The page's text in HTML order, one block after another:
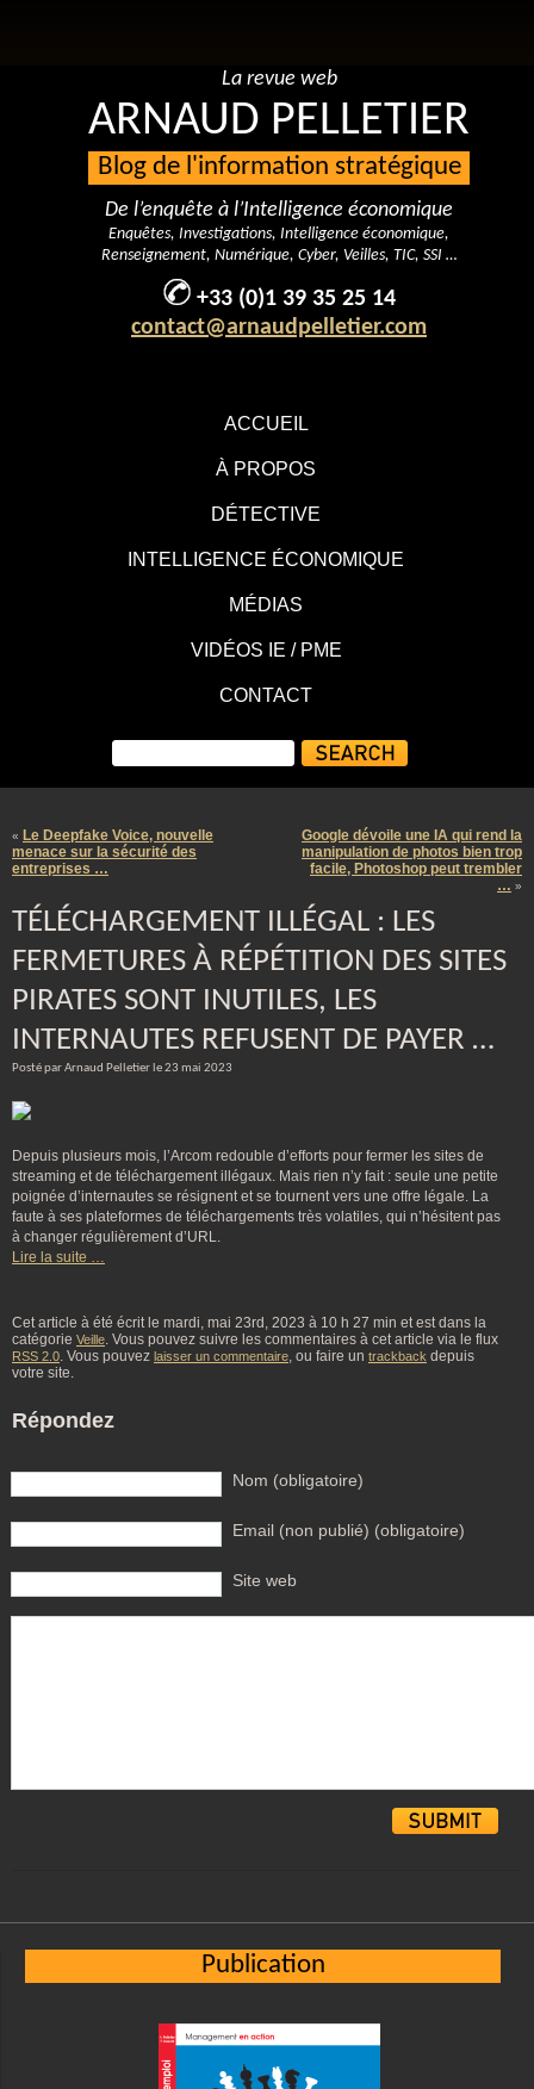
ACCUEIL
À PROPOS
DÉTECTIVE
INTELLIGENCE ÉCONOMIQUE
MÉDIAS
VIDÉOS IE / PME
CONTACT
La revue web
ARNAUD PELLETIER
Blog de l'information stratégique
De l’enquête à l’Intelligence économique
Enquêtes, Investigations, Intelligence économique,
Renseignement, Numérique, Cyber, Veilles, TIC, SSI …
+33 (0)1 39 35 25 14
contact@arnaudpelletier.com
« Le Deepfake Voice, nouvelle
menace sur la sécurité des
entreprises …
Google dévoile une IA qui rend la
manipulation de photos bien trop
facile, Photoshop peut trembler
… »
TÉLÉCHARGEMENT ILLÉGAL : LES
FERMETURES À RÉPÉTITION DES SITES
PIRATES SONT INUTILES, LES
INTERNAUTES REFUSENT DE PAYER …
Posté par Arnaud Pelletier le 23 mai 2023
Depuis plusieurs mois, l’Arcom redouble d’efforts pour fermer les sites de
streaming et de téléchargement illégaux. Mais rien n’y fait : seule une petite
poignée d’internautes se résignent et se tournent vers une offre légale. La
faute à ses plateformes de téléchargements très volatiles, qui n’hésitent pas
à changer régulièrement d’URL.
Lire la suite …
Cet article à été écrit le mardi, mai 23rd, 2023 à 10 h 27 min et est dans la
catégorie Veille. Vous pouvez suivre les commentaires à cet article via le flux
RSS 2.0. Vous pouvez laisser un commentaire, ou faire un trackback depuis
votre site.
Répondez
Nom (obligatoire)
Email (non publié) (obligatoire)
Site web
Publication